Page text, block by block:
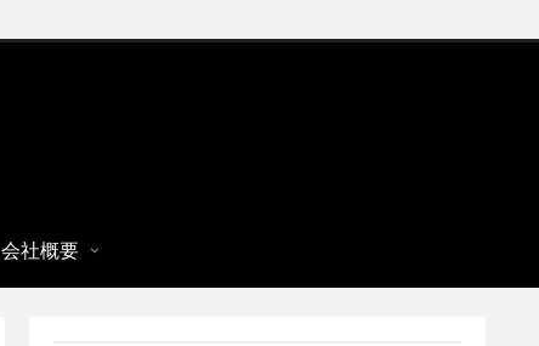
会社概要